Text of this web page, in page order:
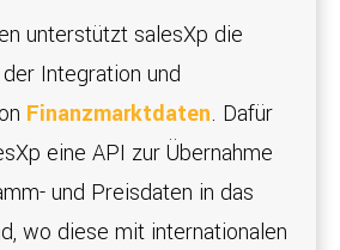
unterstützt salesXp die
Integration und
Finanzmarktdaten. Dafür
eine API zur Übernahme
und Preisdaten in das
wo diese mit internationalen